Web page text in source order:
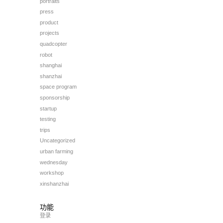
press
product
projects
quadcopter
robot
shanghai
shanzhai
space program
sponsorship
startup
testing
trips
Uncategorized
urban farming
wednesday
workshop
xinshanzhai
功能
登录